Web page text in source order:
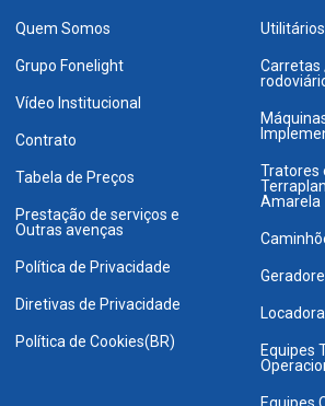
Quem Somos
Grupo Fonelight
Vídeo Institucional
Contrato
Tabela de Preços
Prestação de serviços e
Outras avenças
Política de Privacidade
Diretivas de Privacidade
Política de Cookies(BR)
Tratores
Amarela
Equipes